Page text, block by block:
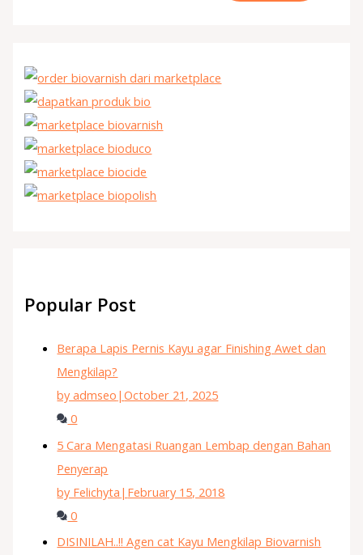
Popular Post
Berapa Lapis Pernis Kayu agar Finishing Awet dan
Mengkilap?
by admseo |October 21, 2025
0
5 Cara Mengatasi Ruangan Lembap dengan Bahan
Penyerap
by Felichyta | February 15, 2018
0
DISINILAH..!! Agen cat Kayu Mengkilap Biovarnish